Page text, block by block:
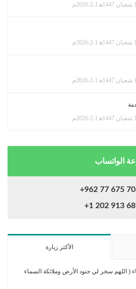
الواتساب
+962 77 675
+1 202 913
الأكثر زيارة
( اللهم سخر لي جنود الأرض وملائكة السماء